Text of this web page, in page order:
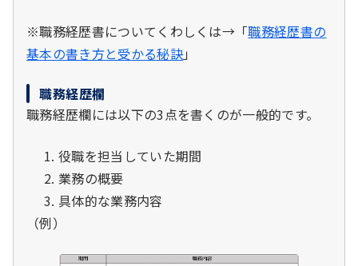
※職務経歴書についてくわしくは→「職務経歴書の
基本の書き方と受かる秘訣」
職務経歴欄
職務経歴欄には以下の3点を書くのが一般的です。
役職を担当していた期間
業務の概要
具体的な業務内容
（例）